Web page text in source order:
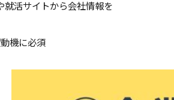
就活サイトから会社情報を
機に必須